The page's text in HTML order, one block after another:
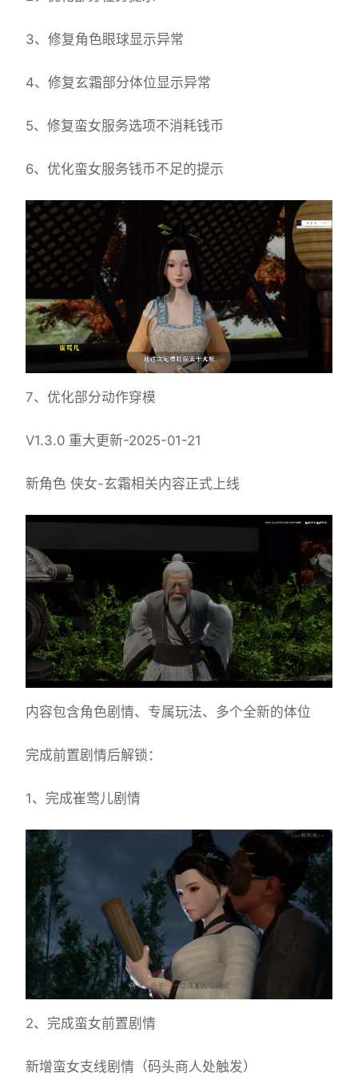
3、修复角色眼球显示异常
4、修复玄霜部分体位显示异常
5、修复蛮女服务选项不消耗钱币
6、优化蛮女服务钱币不足的提示
7、优化部分动作穿模
V1.3.0 重大更新-2025-01-21
新角色 侠女-玄霜相关内容正式上线
内容包含角色剧情、专属玩法、多个全新的体位
完成前置剧情后解锁：
1、完成崔莺儿剧情
2、完成蛮女前置剧情
新增蛮女支线剧情（码头商人处触发）